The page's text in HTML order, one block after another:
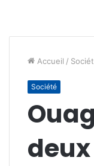
Accueil /
Société